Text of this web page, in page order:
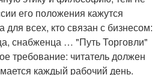
его положения кажутся
для всех, кто связан с бизнесом:
снабженца … "Путь Торговли"
требование: читатель должен
каждый рабочий день.